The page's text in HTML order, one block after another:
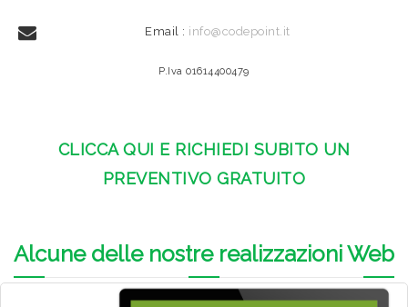
Email : info@codepoint.it
P.Iva 01614400479
CLICCA QUI E RICHIEDI SUBITO UN
PREVENTIVO GRATUITO
Alcune delle nostre realizzazioni Web